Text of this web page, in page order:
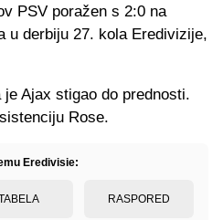
PSV poražen s 2:0 na
u derbiju 27. kola Eredivizije,
Ajax stigao do prednosti.
Rose.
Eredivisie:
RASPORED